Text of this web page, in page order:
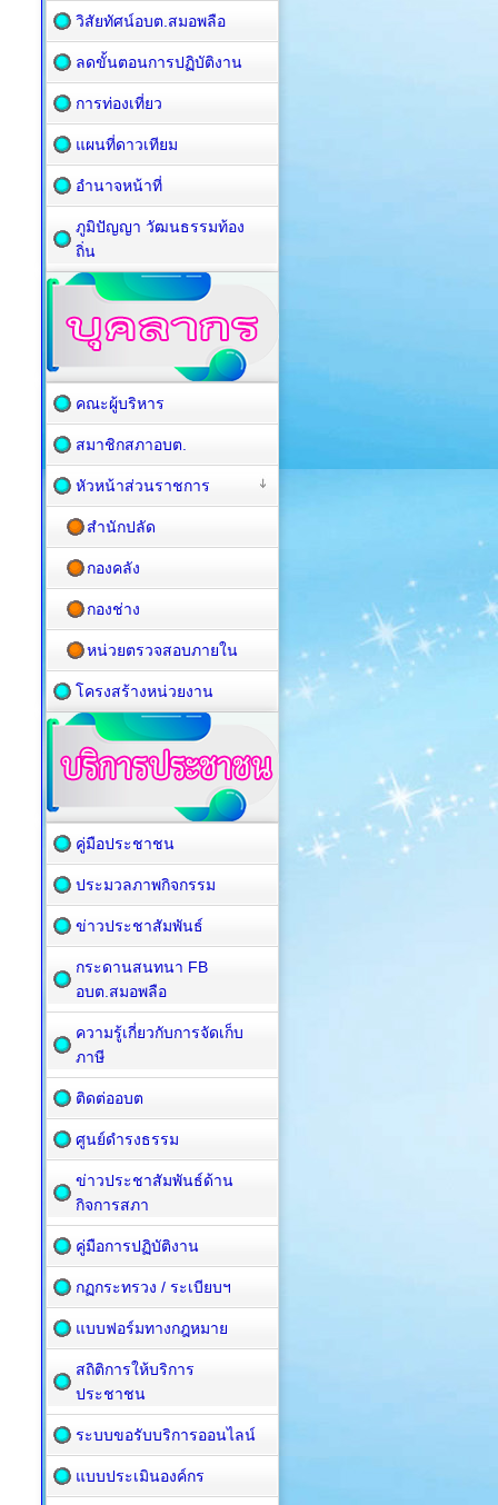
วิสัยทัศน์อบต.สมอพลือ
ลดขั้นตอนการปฏิบัติงาน
การท่องเที่ยว
แผนที่ดาวเทียม
อำนาจหน้าที่
ภูมิปัญญา วัฒนธรรมท้อง
ถิ่น
คณะผู้บริหาร
สมาชิกสภาอบต.
หัวหน้าส่วนราชการ
สำนักปลัด
กองคลัง
กองช่าง
หน่วยตรวจสอบภายใน
โครงสร้างหน่วยงาน
คู่มือประชาชน
ประมวลภาพกิจกรรม
ข่าวประชาสัมพันธ์
กระดานสนทนา FB
อบต.สมอพลือ
ความรู้เกี่ยวกับการจัดเก็บ
ภาษี
ติดต่ออบต
ศูนย์ดำรงธรรม
ข่าวประชาสัมพันธ์ด้าน
กิจการสภา
คู่มือการปฏิบัติงาน
กฏกระทรวง / ระเบียบฯ
แบบฟอร์มทางกฎหมาย
สถิติการให้บริการ
ประชาชน
ระบบขอรับบริการออนไลน์
แบบประเมินองค์กร